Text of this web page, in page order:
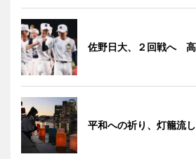
佐野日大、２回戦へ
平和への祈り、灯籠流